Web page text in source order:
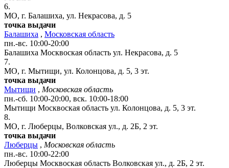
6.
МО, г. Балашиха, ул. Некрасова, д. 5
точка выдачи
Балашиха , Московская область
пн.-вс. 10:00-20:00
Балашиха Москвоская область ул. Некрасова, д. 5
7.
МО, г. Мытищи, ул. Колонцова, д. 5, 3 эт.
точка выдачи
Мытищи , Московская область
пн.-сб. 10:00-20:00, вск. 10:00-18:00
Мытищи Москвоская область ул. Колонцова, д. 5, 3 эт.
8.
МО, г. Люберцы, Волковская ул., д. 2Б, 2 эт.
точка выдачи
Люберцы , Московская область
пн.-вс. 10:00-22:00
Люберцы Москвоская область Волковская ул., д. 2Б, 2 эт.